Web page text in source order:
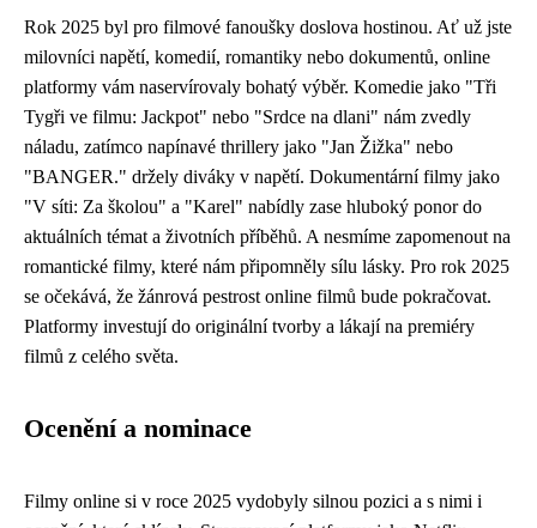
Rok 2025 byl pro filmové fanoušky doslova hostinou. Ať už jste
milovníci napětí, komedií, romantiky nebo dokumentů, online
platformy vám naservírovaly bohatý výběr. Komedie jako "Tři
Tygři ve filmu: Jackpot" nebo "Srdce na dlani" nám zvedly
náladu, zatímco napínavé thrillery jako "Jan Žižka" nebo
"BANGER." držely diváky v napětí. Dokumentární filmy jako
"V síti: Za školou" a "Karel" nabídly zase hluboký ponor do
aktuálních témat a životních příběhů. A nesmíme zapomenout na
romantické filmy, které nám připomněly sílu lásky. Pro rok 2025
se očekává, že žánrová pestrost online filmů bude pokračovat.
Platformy investují do originální tvorby a lákají na premiéry
filmů z celého světa.
Ocenění a nominace
Filmy online si v roce 2025 vydobyly silnou pozici a s nimi i